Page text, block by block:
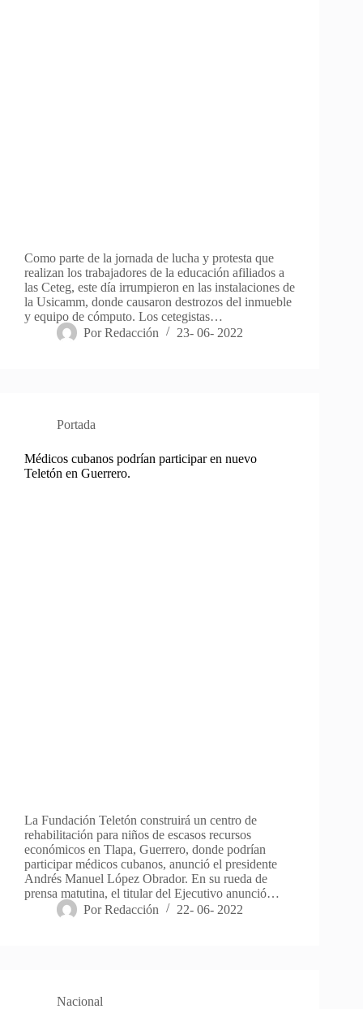
Como parte de la jornada de lucha y protesta que
realizan los trabajadores de la educación afiliados a
las Ceteg, este día irrumpieron en las instalaciones de
la Usicamm, donde causaron destrozos del inmueble
y equipo de cómputo. Los cetegistas…
Por Redacción 23- 06- 2022
Portada
Médicos cubanos podrían participar en nuevo
Teletón en Guerrero.
La Fundación Teletón construirá un centro de
rehabilitación para niños de escasos recursos
económicos en Tlapa, Guerrero, donde podrían
participar médicos cubanos, anunció el presidente
Andrés Manuel López Obrador. En su rueda de
prensa matutina, el titular del Ejecutivo anunció…
Por Redacción 22- 06- 2022
Nacional